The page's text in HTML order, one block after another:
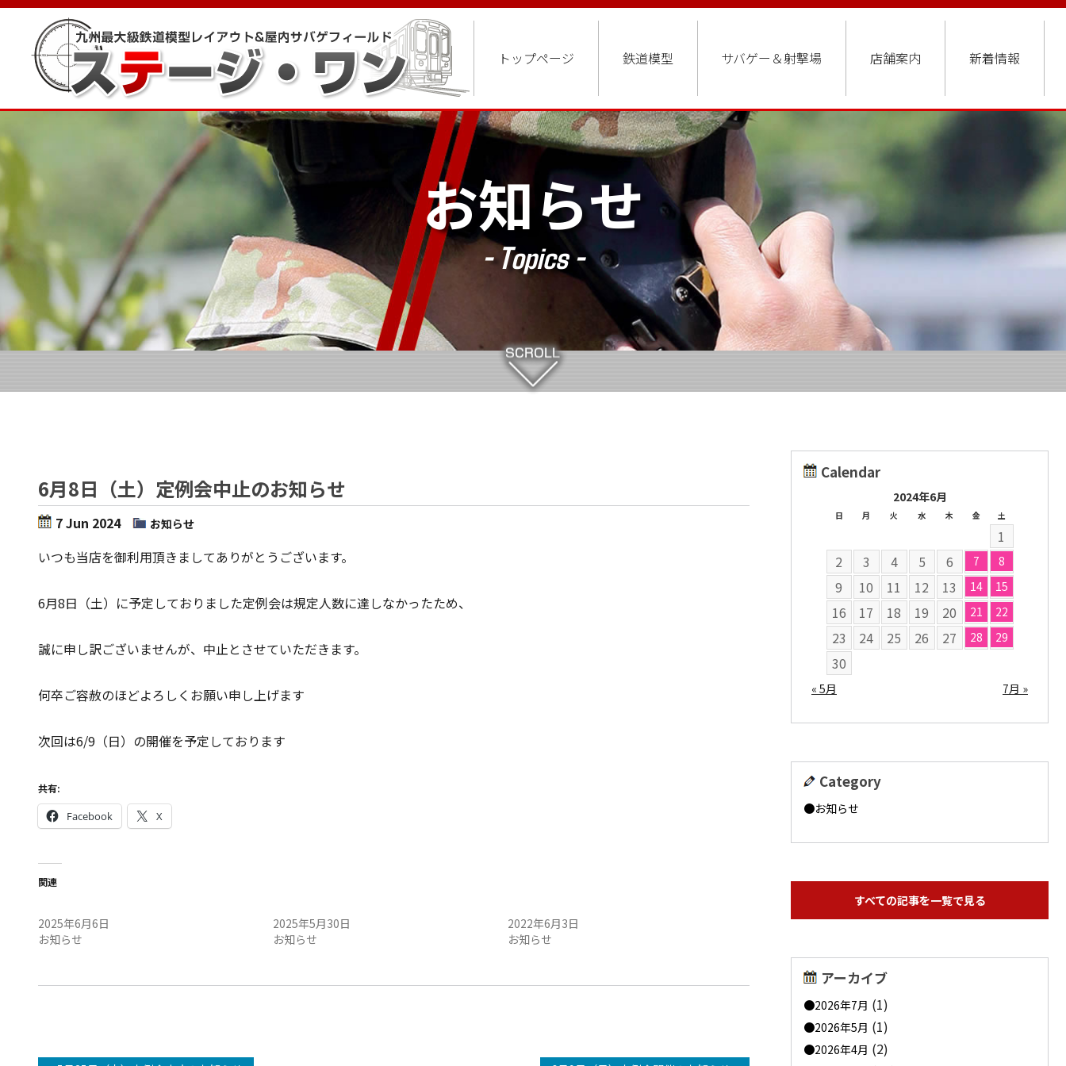
トップページ 鉄道模型 サバゲー＆射撃場 店舗案内 新着情報
お知らせ
- Topics -
6月8日（土）定例会中止のお知らせ
7 Jun 2024 お知らせ
いつも当店を御利用頂きましてありがとうございます。
6月8日（土）に予定しておりました定例会は規定人数に達しなかったため、
誠に申し訳ございませんが、中止とさせていただきます。
何卒ご容赦のほどよろしくお願い申し上げます
次回は6/9（日）の開催を予定しております
共有:
Facebook X
関連
2025年6月6日
お知らせ
2025年5月30日
お知らせ
2022年6月3日
お知らせ
Calendar
2024年6月
日 月 火 水 木 金 土
1
2
3 4 5 6 7 8
9 10 11 12 13 14 15
16 17 18 19 20 21 22
23 24 25 26 27 28 29
30
« 5月 7月 »
Category
お知らせ
すべての記事を一覧で見る
アーカイブ
2026年7月 (1)
2026年5月 (1)
2026年4月 (2)